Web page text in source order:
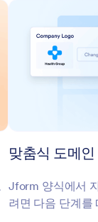
맞춤식 도메인
Jform 양식에서
려면 다음 단계를